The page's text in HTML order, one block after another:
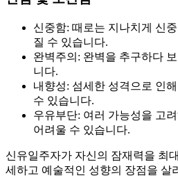
신중함: 때로는 지나치게 신
질 수 있습니다.
완벽주의: 완벽을 추구하다
니다.
내향성: 섬세한 성격으로 인
수 있습니다.
우유부단: 여러 가능성을 고
어려울 수 있습니다.
신유일주자가 자신의 잠재력을 최
세하고 예술적인 성향의 장점을 살